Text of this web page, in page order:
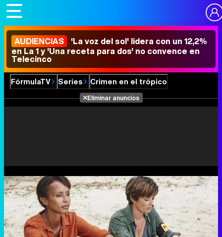
AUDIENCIAS 'La voz del sol' lidera con un 12,2%
en La 1 y 'Una receta para dos' no convence en
Telecinco
FórmulaTV Series Crimen en el trópico
Eliminar anuncios